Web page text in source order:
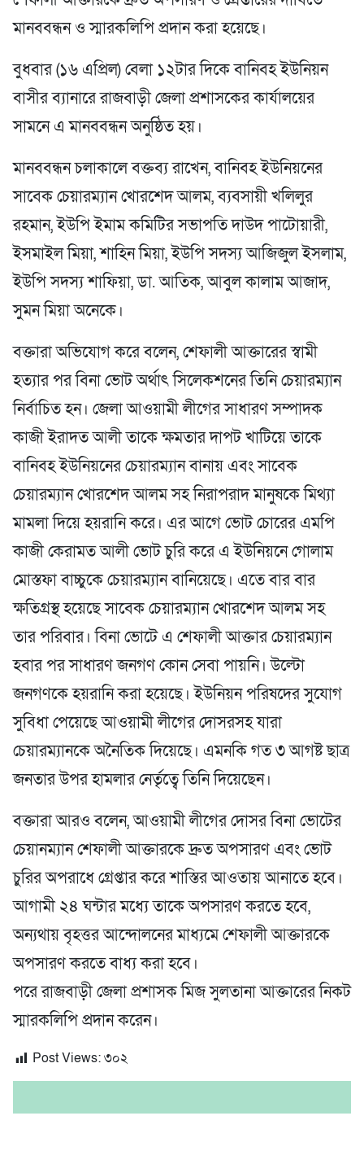
মানববন্ধন ও স্মারকলিপি প্রদান করা হয়েছে।
বুধবার (১৬ এপ্রিল) বেলা ১২টার দিকে বানিবহ ইউনিয়ন
বাসীর ব্যানারে রাজবাড়ী জেলা প্রশাসকের কার্যালয়ের
সামনে এ মানববন্ধন অনুষ্ঠিত হয়।
মানববন্ধন চলাকালে বক্তব্য রাখেন, বানিবহ ইউনিয়নের
সাবেক চেয়ারম্যান খোরশেদ আলম, ব্যবসায়ী খলিলুর
রহমান, ইউপি ইমাম কমিটির সভাপতি দাউদ পাটোয়ারী,
ইসমাইল মিয়া, শাহিন মিয়া, ইউপি সদস্য আজিজুল ইসলাম,
ইউপি সদস্য শাফিয়া, ডা. আতিক, আবুল কালাম আজাদ,
সুমন মিয়া অনেকে।
বক্তারা অভিযোগ করে বলেন, শেফালী আক্তারের স্বামী
হত্যার পর বিনা ভোট অর্থাৎ সিলেকশনের তিনি চেয়ারম্যান
নির্বাচিত হন। জেলা আওয়ামী লীগের সাধারণ সম্পাদক
কাজী ইরাদত আলী তাকে ক্ষমতার দাপট খাটিয়ে তাকে
বানিবহ ইউনিয়নের চেয়ারম্যান বানায় এবং সাবেক
চেয়ারম্যান খোরশেদ আলম সহ নিরাপরাদ মানুষকে মিথ্যা
মামলা দিয়ে হয়রানি করে। এর আগে ভোট চোরের এমপি
কাজী কেরামত আলী ভোট চুরি করে এ ইউনিয়নে গোলাম
মোস্তফা বাচ্চুকে চেয়ারম্যান বানিয়েছে। এতে বার বার
ক্ষতিগ্রস্থ হয়েছে সাবেক চেয়ারম্যান খোরশেদ আলম সহ
তার পরিবার। বিনা ভোটে এ শেফালী আক্তার চেয়ারম্যান
হবার পর সাধারণ জনগণ কোন সেবা পায়নি। উল্টো
জনগণকে হয়রানি করা হয়েছে। ইউনিয়ন পরিষদের সুযোগ
সুবিধা পেয়েছে আওয়ামী লীগের দোসরসহ যারা
চেয়ারম্যানকে অনৈতিক দিয়েছে। এমনকি গত ৩ আগষ্ট ছাত্র
জনতার উপর হামলার নের্তৃত্বে তিনি দিয়েছেন।
বক্তারা আরও বলেন, আওয়ামী লীগের দোসর বিনা ভোটের
চেয়ানম্যান শেফালী আক্তারকে দ্রুত অপসারণ এবং ভোট
চুরির অপরাধে গ্রেপ্তার করে শাস্তির আওতায় আনাতে হবে।
আগামী ২৪ ঘন্টার মধ্যে তাকে অপসারণ করতে হবে,
অন্যথায় বৃহত্তর আন্দোলনের মাধ্যমে শেফালী আক্তারকে
অপসারণ করতে বাধ্য করা হবে।
পরে রাজবাড়ী জেলা প্রশাসক মিজ সুলতানা আক্তারের নিকট
স্মারকলিপি প্রদান করেন।
Post Views:৩০২